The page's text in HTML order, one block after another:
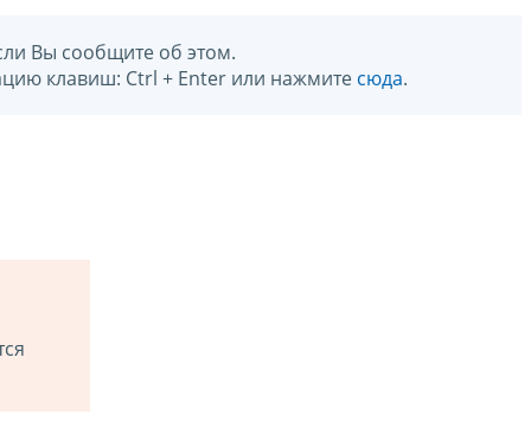
Вы сообщите об этом.
клавиш: Ctrl + Enter или нажмите сюда.